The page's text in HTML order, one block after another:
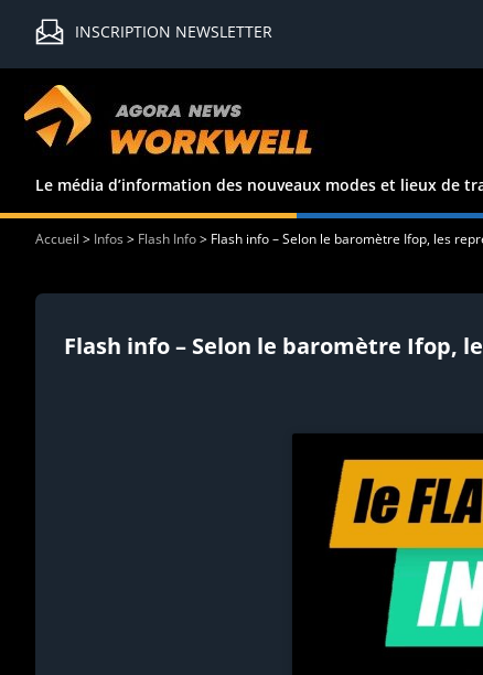
INSCRIPTION NEWSLETTER
Le média d’information des nouveaux modes et lieux de
Accueil > Infos> Flash Info> Flash info – Selon le baromètre Ifop, les
Flash info – Selon le baromètre Ifop,